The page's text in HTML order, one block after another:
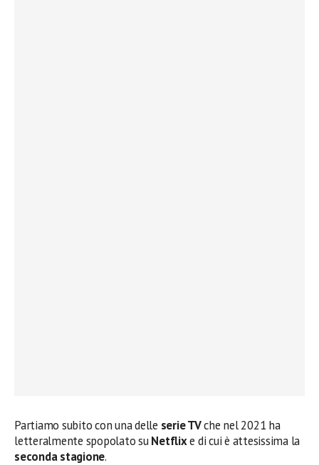
Partiamo subito con una delle serie TVche nel 2021 ha
letteralmente spopolato suNetflixe di cui è attesissima la
seconda stagione.